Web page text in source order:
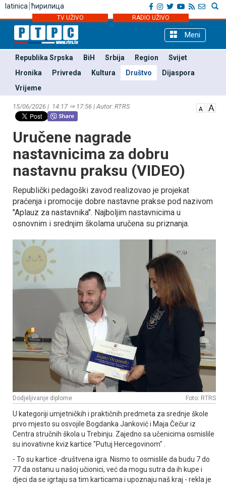
latinica ћирилица
TV UŽIVO RADIO UŽIVO
Meni
Republika Srpska BiH Srbija Region
Svijet
Hronika
Privreda Kultura Društvo
Dijaspora
Vrijeme
15/06/2026 | 14:17 ⇒ 17:56 | Autor: RTRS
Uručene nagrade
nastavnicima za dobru
nastavnu praksu (VIDEO)
Republički pedagoški zavod realizovao je projekat
praćenja i promocije dobre nastavne prakse pod nazivom
"Aplauz za nastavnika". Najboljim nastavnicima u
osnovnim i srednjim školama uručena su priznanja.
Dodjeljivanje diplome Foto: RTRS
U kategoriji umjetničkih i praktičnih predmeta za srednje škole
prvo mjesto su osvojile Bogdanka Јanković i Maja Čečur iz
Centra stručnih škola u Trebinju. Zajedno sa učenicima osmislile
su inovativne kviz kartice "Putuj Hercegovinom" .
- To su kartice -društvena igra. Nismo to osmislile da budu 7 do
77 da ostanu u našoj učionici, već da mogu sutra da ih kupe i
djeci da se igrtaju sa tim karticama i upoznaju naš kraj - rekla je